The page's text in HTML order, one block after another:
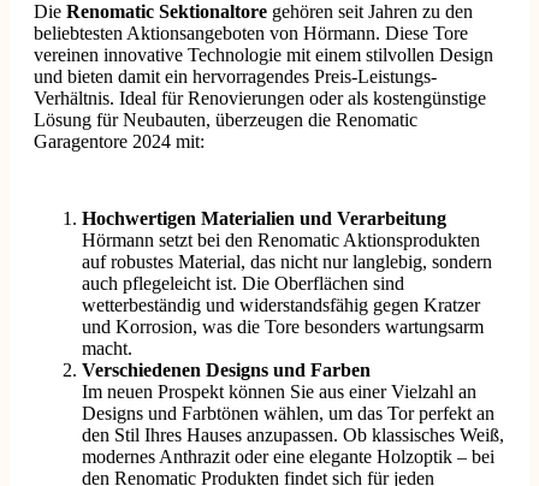
Die Renomatic Sektionaltore gehören seit Jahren zu den
beliebtesten Aktionsangeboten von Hörmann. Diese Tore
vereinen innovative Technologie mit einem stilvollen Design
und bieten damit ein hervorragendes Preis-Leistungs-
Verhältnis. Ideal für Renovierungen oder als kostengünstige
Lösung für Neubauten, überzeugen die Renomatic
Garagentore 2024 mit:
Hochwertigen Materialien und Verarbeitung
Hörmann setzt bei den Renomatic Aktionsprodukten
auf robustes Material, das nicht nur langlebig, sondern
auch pflegeleicht ist. Die Oberflächen sind
wetterbeständig und widerstandsfähig gegen Kratzer
und Korrosion, was die Tore besonders wartungsarm
macht.
Verschiedenen Designs und Farben
Im neuen Prospekt können Sie aus einer Vielzahl an
Designs und Farbtönen wählen, um das Tor perfekt an
den Stil Ihres Hauses anzupassen. Ob klassisches Weiß,
modernes Anthrazit oder eine elegante Holzoptik – bei
den Renomatic Produkten findet sich für jeden